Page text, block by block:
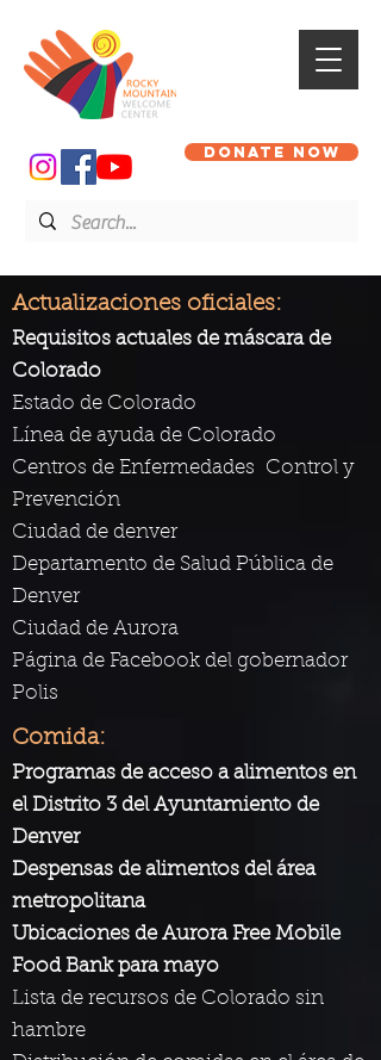
DONATE NOW
Actualizaciones oficiales:
Requisitos actuales de máscara de
Colorado
Estado de Colorado
Línea de ayuda de Colorado
Centros de Enfermedades
Control y
Prevención
Ciudad de denver
Departamento de Salud Pública de
Denver
Ciudad de Aurora
Página de Facebook del gobernador
Polis
Comida:
Programas de acceso a alimentos en
el Distrito 3 del Ayuntamiento de
Denver
Despensas de alimentos del área
metropolitana
Ubicaciones de Aurora Free Mobile
Food Bank para mayo
Lista de recursos de Colorado sin
hambre